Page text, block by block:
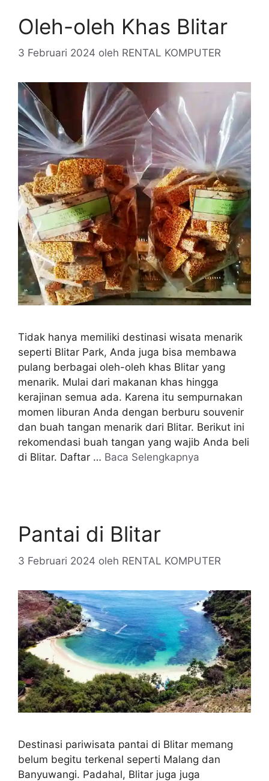
Oleh-oleh Khas Blitar
3 Februari 2024 oleh RENTAL KOMPUTER
Tidak hanya memiliki destinasi wisata menarik
seperti Blitar Park, Anda juga bisa membawa
pulang berbagai oleh-oleh khas Blitar yang
menarik. Mulai dari makanan khas hingga
kerajinan semua ada. Karena itu sempurnakan
momen liburan Anda dengan berburu souvenir
dan buah tangan menarik dari Blitar. Berikut ini
rekomendasi buah tangan yang wajib Anda beli
di Blitar. Daftar … Baca Selengkapnya
Pantai di Blitar
3 Februari 2024 oleh RENTAL KOMPUTER
Destinasi pariwisata pantai di Blitar memang
belum begitu terkenal seperti Malang dan
Banyuwangi. Padahal, Blitar juga juga